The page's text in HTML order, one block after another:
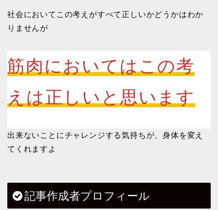
社会においてこの考えがすべて正しいかどうかはわか
りませんが
筋肉においてはこの考
えは正しいと思います
出来ないことにチャレンジする気持ちが、身体を変え
てくれますよ
記事作成者プロフィール